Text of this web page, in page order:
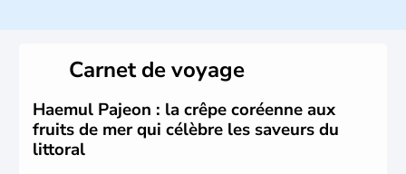
christianisme et le bouddhisme en sont les deux
principales religions. Ce pays partage sa culture avec la
Corée du Nord. Les Jeux Olympiques s’y sont déroulés en
1988, de même que la Coupe du Monde de football en
2002, en collaboration avec le Japon.
Carnet de voyage
Haemul Pajeon : la crêpe coréenne aux
fruits de mer qui célèbre les saveurs du
littoral